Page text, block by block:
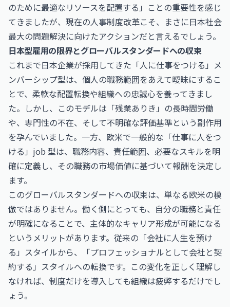
のために最適なリソースを配置する」ことの重要性を感じ
てきましたが、現在の人事制度改革こそ、まさに日本社会
最大の問題解決に向けたアクションだと言えるでしょう。
日本型雇用の限界とグローバルスタンダードへの収束
これまで日本企業が採用してきた「人に仕事をつける」メ
ンバーシップ型は、個人の職務範囲をあえて曖昧にするこ
とで、柔軟な配置転換や組織への忠誠心を養ってきまし
た。しかし、このモデルは「残業ありき」の長時間労働
や、専門性の不在、そして不明確な評価基準という副作用
を孕んでいました。一方、欧米で一般的な「仕事に人をつ
ける」job 型は、職務内容、責任範囲、必要なスキルを明
確に定義し、その職務の市場価値に基づいて報酬を決定し
ます。
このグローバルスタンダードへの収束は、単なる欧米の模
倣ではありません。働く側にとっても、自分の職務と責任
が明確になることで、主体的なキャリア形成が可能になる
というメリットがあります。従来の「会社に人生を預け
る」スタイルから、「プロフェッショナルとして会社と契
約する」スタイルへの転換です。この変化を正しく理解し
なければ、制度だけを導入しても組織は疲弊するだけでし
ょう。